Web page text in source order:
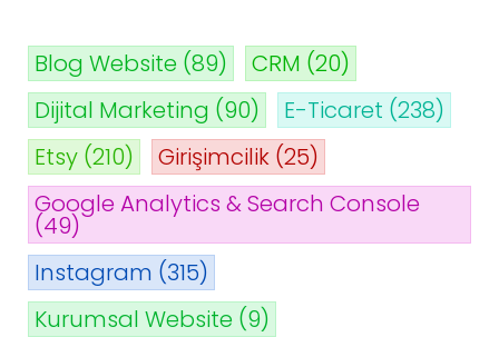
Blog Website (89) CRM (20)
Dijital Marketing (90) E-Ticaret (238)
Etsy (210) Girişimcilik (25)
Google Analytics & Search Console
(49)
Instagram (315)
Kurumsal Website (9)